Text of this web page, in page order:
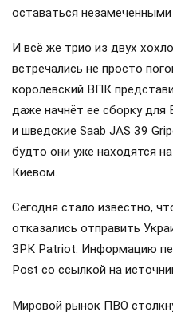
оставаться
И всё же трио из двух
встречались не просто
королевский ВПК
даже начнёт ее сборку для
и шведские Saab JAS 39
будто они уже находятся
Киевом.
Сегодня стало известно,
отказались отправить
ЗРК Patriot. Информацию
Post со ссылкой на
Мировой рынок ПВО